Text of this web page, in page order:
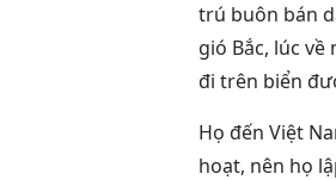
trú buôn bán
gió Bắc, lúc
đi trên biển
Họ đến Việt
hoạt, nên họ